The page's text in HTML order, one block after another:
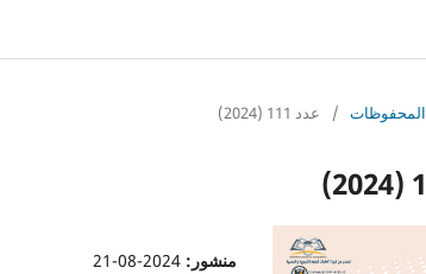
المحفوظات / عدد 111 (2024)
منشور: 2024-08-21